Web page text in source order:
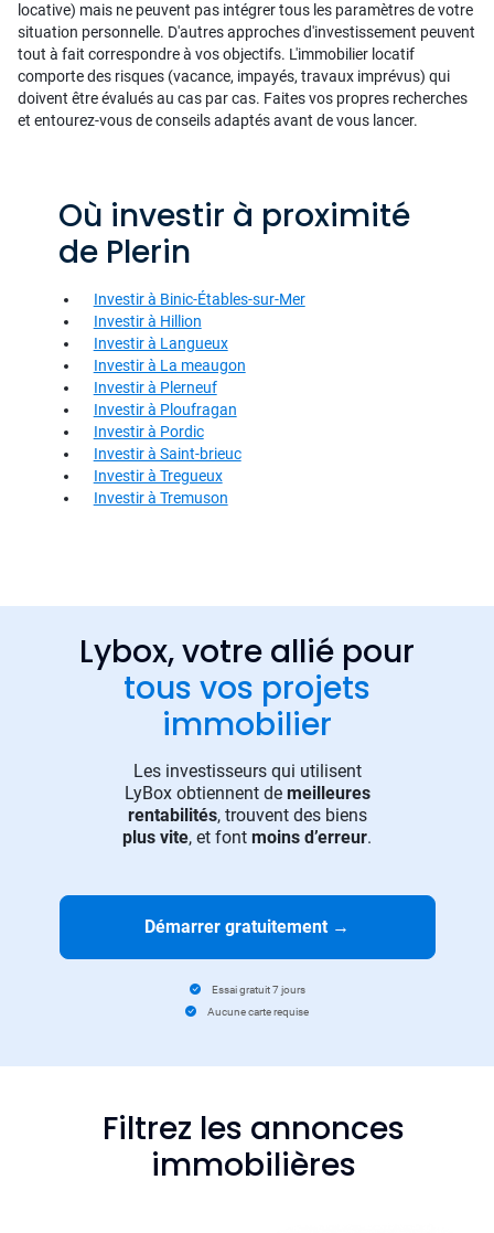
locative) mais ne peuvent pas intégrer tous les paramètres de votre
situation personnelle. D'autres approches d'investissement peuvent
tout à fait correspondre à vos objectifs. L'immobilier locatif
comporte des risques (vacance, impayés, travaux imprévus) qui
doivent être évalués au cas par cas. Faites vos propres recherches
et entourez-vous de conseils adaptés avant de vous lancer.
Où investir à proximité
de Plerin
Investir à Binic-Étables-sur-Mer
Investir à Hillion
Investir à Langueux
Investir à La meaugon
Investir à Plerneuf
Investir à Ploufragan
Investir à Pordic
Investir à Saint-brieuc
Investir à Tregueux
Investir à Tremuson
Lybox, votre allié pour
tous vos projets
immobilier
Les investisseurs qui utilisent
LyBox obtiennent de meilleures
rentabilités, trouvent des biens
plus vite, et font moins d’erreur.
Démarrer gratuitement →
Essai gratuit 7 jours
Aucune carte requise
Filtrez les annonces
immobilières